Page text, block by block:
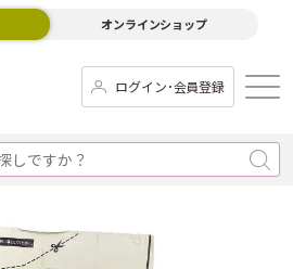
オンラインショップ
ログイン･会員登録